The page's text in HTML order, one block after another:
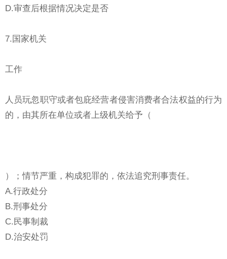
D.审查后根据情况决定是否
7.国家机关
工作
人员玩忽职守或者包庇经营者侵害消费者合法权益的行为
的，由其所在单位或者上级机关给予（
）；情节严重，构成犯罪的，依法追究刑事责任。
A.行政处分
B.刑事处分
C.民事制裁
D.治安处罚